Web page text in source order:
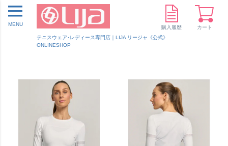
テニスウェア･レディース専門店｜LIJA リージャ《公式》
ONLINESHOP
MENU
購入履歴 カート